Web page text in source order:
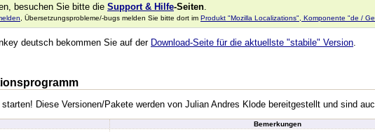
besuchen Sie bitte die Support & Hilfe-Seiten
, Übersetzungsprobleme/-bugs melden Sie bitte dort im Produkt "Mozilla Localizations", Komponente "de /
deutsch bekommen Sie auf der Download-Seite für die aktuellste "stabile" Version
Diese Versionen/Pakete werden von Julian Andres Klode bereitgestellt und sind
Bemerkungen